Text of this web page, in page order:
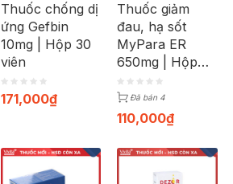
Thuốc chống dị
ứng Gefbin
10mg | Hộp 30
viên
171,000₫
Thuốc giảm
đau, hạ sốt
MyPara ER
650mg | Hộp
100 viên
Đã bán 4
110,000₫